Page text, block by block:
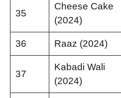
35
Cheese Cake
(2024)
36 Raaz (2024)
37
Kabadi Wali
(2024)